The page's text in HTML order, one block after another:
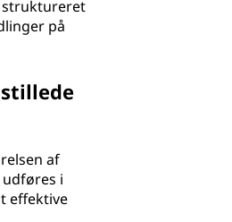
struktureret
på
af
i
effektive